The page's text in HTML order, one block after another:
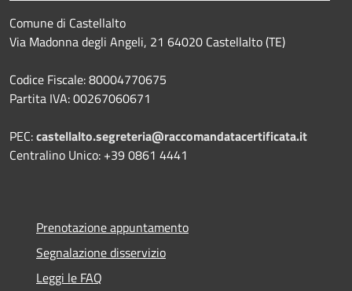
Comune di Castellalto
Via Madonna degli Angeli, 21 64020 Castellalto (TE)
Codice Fiscale: 80004770675
Partita IVA: 00267060671
PEC:castellalto.segreteria@raccomandatacertificata.it
Centralino Unico: +39 0861 4441
Prenotazione appuntamento
Segnalazione disservizio
Leggi le FAQ